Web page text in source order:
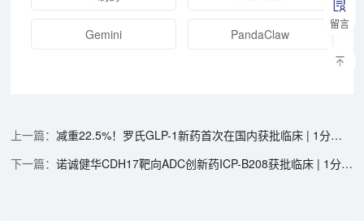
留言
Gemini PandaClaw
减重22.5%！罗氏GLP-1新药首次在国内获批临床 | 1分钟药闻速览
诺诚健华CDH17靶向ADC创新药ICP-B208获批临床 | 1分钟药闻速览